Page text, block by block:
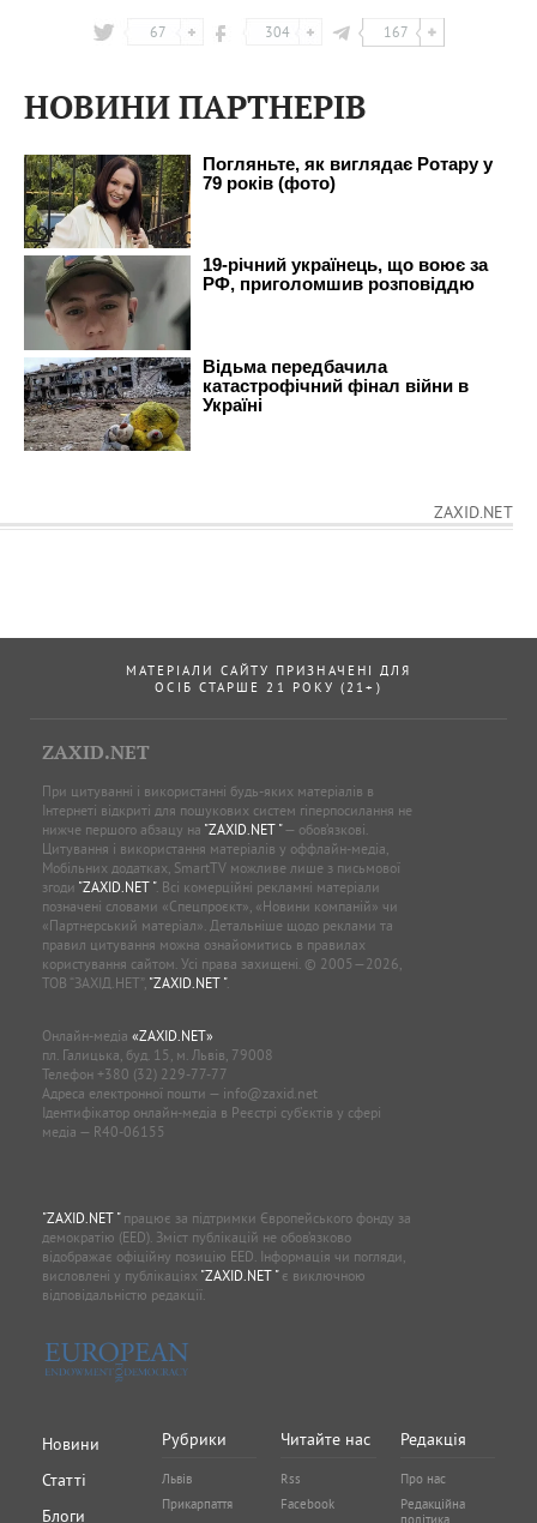
67 304 167
НОВИНИ ПАРТНЕРІВ
ZAXID.NET
МАТЕРІАЛИ САЙТУ ПРИЗНАЧЕНІ ДЛЯ
ОСІБ СТАРШЕ 21 РОКУ (21+)
ZAXID.NET
При цитуванні і використанні будь-яких матеріалів в
Інтернеті відкриті для пошукових систем гіперпосилання не
нижче першого абзацу на "ZAXID.NET "— обов’язкові.
Цитування і використання матеріалів у оффлайн-медіа,
Мобільних додатках, SmartTV можливе лише з письмової
згоди "ZAXID.NET ". Всі комерційні рекламні матеріали
позначені словами «Спецпроєкт», «Новини компаній» чи
«Партнерський матеріал». Детальніше щодо реклами та
правил цитування можна ознайомитись в правилах
користування сайтом. Усі права захищені. © 2005—2026,
ТОВ “ЗАХІД.НЕТ”, "ZAXID.NET ".
Онлайн-медіа «ZAXID.NET»
пл. Галицька, буд. 15, м. Львів, 79008
Телефон +380 (32) 229-77-77
Адреса електронної пошти — info@zaxid.net
Ідентифікатор онлайн-медіа в Реєстрі суб'єктів у сфері
медіа — R40-06155
"ZAXID.NET "працює за підтримки Європейського фонду за
демократію (EED). Зміст публікацій не обов’язково
відображає офіційну позицію EED. Інформація чи погляди,
висловлені у публікаціях "ZAXID.NET "є виключною
відповідальністю редакції.
Новини
Статті
Блоги
Рубрики
Львів
Прикарпаття
Читайте нас
Rss
Facebook
Редакція
Про нас
Редакційна